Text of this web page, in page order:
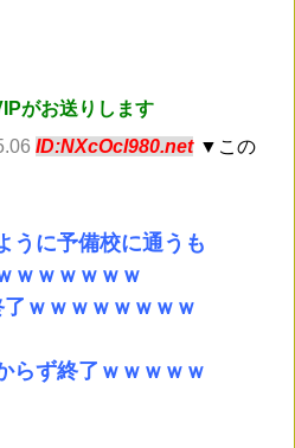
がお送りします
ID:NXcOcl980.net ▼この
うに予備校に通うも
ｗｗｗｗｗｗ
ｗｗｗｗｗｗｗｗ
らず終了ｗｗｗｗｗ